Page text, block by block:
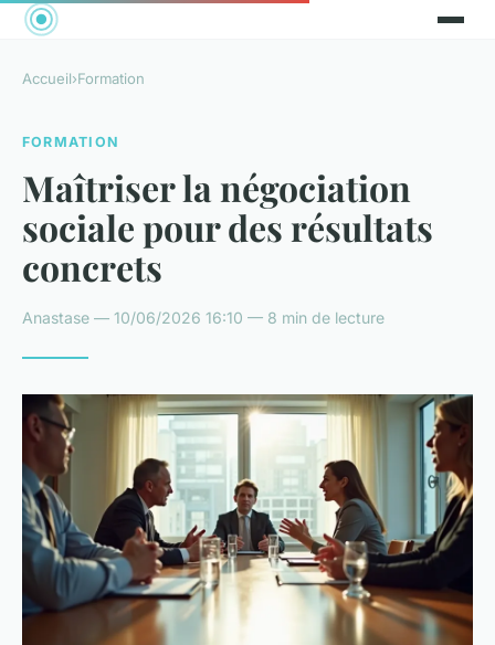
Accueil›Formation
FORMATION
Maîtriser la négociation
sociale pour des résultats
concrets
Anastase — 10/06/2026 16:10 — 8 min de lecture